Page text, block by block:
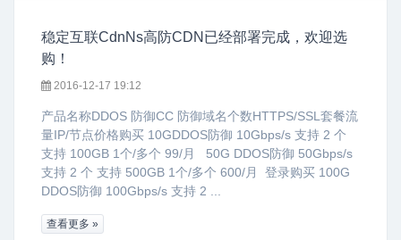
稳定互联CdnNs高防CDN已经部署完成，欢迎选
购！
2016-12-17 19:12
产品名称DDOS 防御CC 防御域名个数HTTPS/SSL套餐流
量IP/节点价格购买 10GDDOS防御 10Gbps/s 支持 2 个
支持 100GB 1个/多个 99/月 50G DDOS防御 50Gbps/s
支持 2 个 支持 500GB 1个/多个 600/月 登录购买 100G
DDOS防御 100Gbps/s 支持 2 ...
查看更多 »